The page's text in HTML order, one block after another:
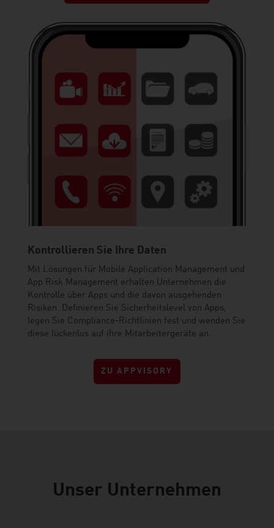
Kontrollieren Sie Ihre Daten
Mit Lösungen für Mobile Application Management und
App Risk Management erhalten Unternehmen die
Kontrolle über Apps und die davon ausgehenden
Risiken. Definieren Sie Sicherheitslevel von Apps,
legen Sie Compliance-Richtlinien fest und wenden Sie
diese lückenlos auf ihre Mitarbeitergeräte an.
ZU APPVISORY
Unser Unternehmen